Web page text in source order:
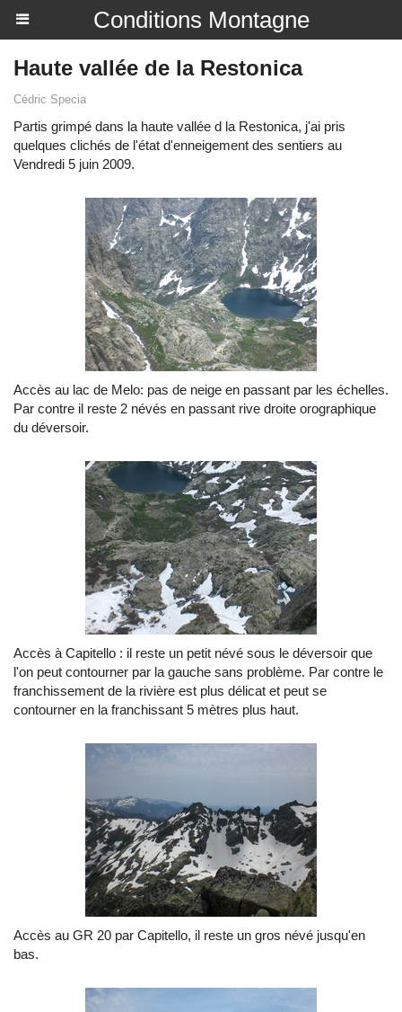
Conditions Montagne
Haute vallée de la Restonica
Cédric Specia
Partis grimpé dans la haute vallée d la Restonica, j'ai pris
quelques clichés de l'état d'enneigement des sentiers au
Vendredi 5 juin 2009.
Accès au lac de Melo: pas de neige en passant par les échelles.
Par contre il reste 2 névés en passant rive droite orographique
du déversoir.
Accès à Capitello : il reste un petit névé sous le déversoir que
l'on peut contourner par la gauche sans problème. Par contre le
franchissement de la rivière est plus délicat et peut se
contourner en la franchissant 5 mètres plus haut.
Accès au GR 20 par Capitello, il reste un gros névé jusqu'en
bas.